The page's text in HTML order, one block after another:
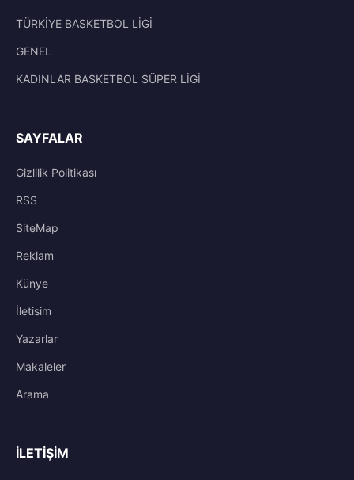
TÜRKİYE BASKETBOL LİGİ
GENEL
KADINLAR BASKETBOL SÜPER LİGİ
SAYFALAR
Gizlilik Politikası
RSS
SiteMap
Reklam
Künye
İletisim
Yazarlar
Makaleler
Arama
İLETIŞIM